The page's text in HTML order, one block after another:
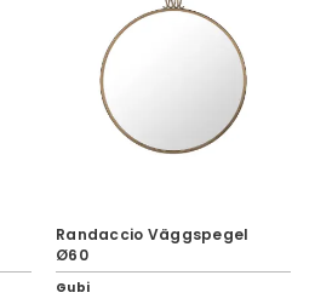
Randaccio Väggspegel
Ø60
Gubi